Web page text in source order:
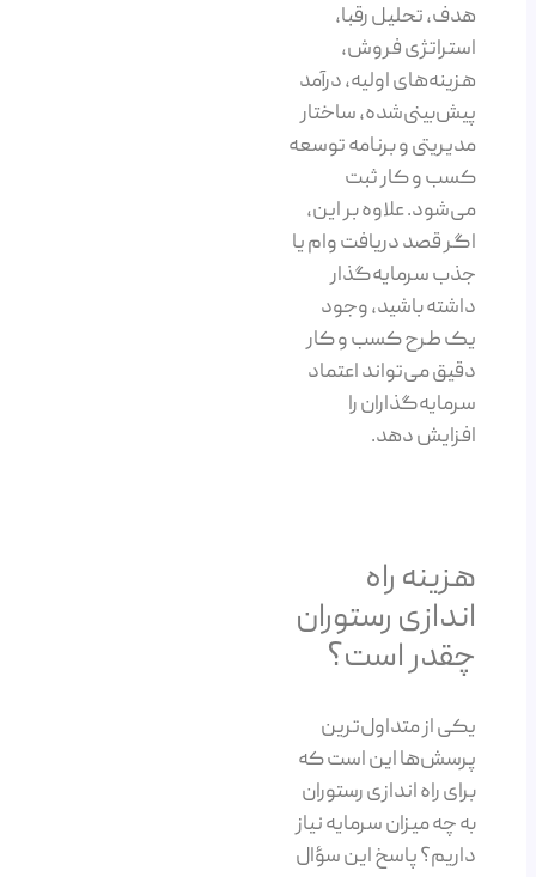
هدف، تحلیل رقبا،
استراتژی فروش،
هزینه‌های اولیه، درآمد
پیش‌بینی‌شده، ساختار
مدیریتی و برنامه توسعه
کسب و کار ثبت
می‌شود. علاوه بر این،
اگر قصد دریافت وام یا
جذب سرمایه‌گذار
داشته باشید، وجود
یک طرح کسب و کار
دقیق می‌تواند اعتماد
سرمایه‌گذاران را
افزایش دهد.
هزینه راه
اندازی رستوران
چقدر است؟
یکی از متداول‌ترین
پرسش‌ها این است که
برای راه اندازی رستوران
به چه میزان سرمایه نیاز
داریم؟ پاسخ این سؤال